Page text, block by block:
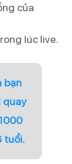
của
lúc live.
bạn
quay
tuổi.